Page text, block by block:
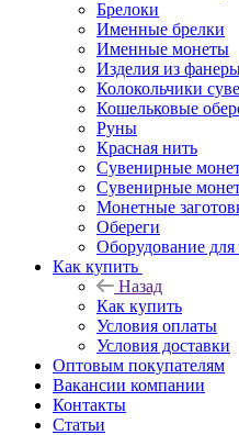
Брелоки
Именные брелки
Именные монеты
Изделия из
Колокольчики
Кошельковые
Руны
Красная нить
Сувенирные
Сувенирные
Монетные
Обереги
Оборудование для
Как купить
Назад
Как купить
Условия оплаты
Условия доставки
Оптовым покупателям
Вакансии компании
Контакты
Статьи